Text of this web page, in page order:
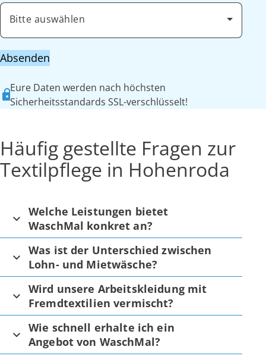
Bitte auswählen
Absenden
Eure Daten werden nach höchsten
Sicherheitsstandards SSL-verschlüsselt!
Häufig gestellte Fragen zur
Textilpflege in Hohenroda
Welche Leistungen bietet
WaschMal konkret an?
Was ist der Unterschied zwischen
Lohn- und Mietwäsche?
Wird unsere Arbeitskleidung mit
Fremdtextilien vermischt?
Wie schnell erhalte ich ein
Angebot von WaschMal?